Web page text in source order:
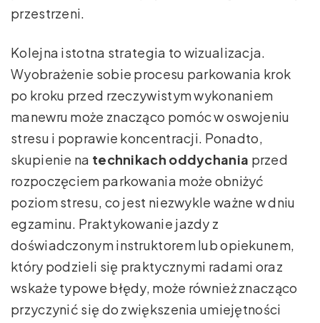
przestrzeni.
Kolejna istotna strategia to wizualizacja.
Wyobrażenie sobie procesu parkowania krok
po kroku przed rzeczywistym wykonaniem
manewru może znacząco pomóc w oswojeniu
stresu i poprawie koncentracji. Ponadto,
skupienie na technikach oddychania przed
rozpoczęciem parkowania może obniżyć
poziom stresu, co jest niezwykle ważne w dniu
egzaminu. Praktykowanie jazdy z
doświadczonym instruktorem lub opiekunem,
który podzieli się praktycznymi radami oraz
wskaże typowe błędy, może również znacząco
przyczynić się do zwiększenia umiejętności